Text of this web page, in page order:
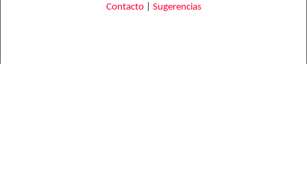
Contacto| Sugerencias